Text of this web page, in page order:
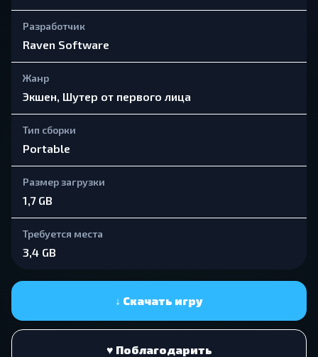
Разработчик
Raven Software
Жанр
Экшен, Шутер от первого лица
Тип сборки
Portable
Размер загрузки
1,7 GB
Требуется места
3,4 GB
↓ Скачать игру
♥ Поблагодарить